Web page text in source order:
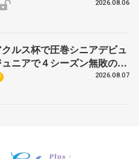
2026.08.06
ルス杯で圧巻シニアデビュ
ニアで４シーズン無敗の島
2026.08.07